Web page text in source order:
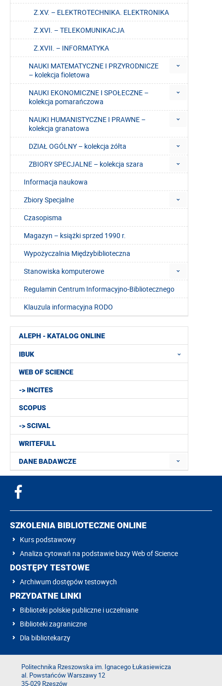
Z.XV. – ELEKTROTECHNIKA. ELEKTRONIKA
Z.XVI. – TELEKOMUNIKACJA
Z.XVII. – INFORMATYKA
NAUKI MATEMATYCZNE I PRZYRODNICZE
– kolekcja fioletowa
NAUKI EKONOMICZNE I SPOŁECZNE –
kolekcja pomarańczowa
NAUKI HUMANISTYCZNE I PRAWNE –
kolekcja granatowa
DZIAŁ OGÓLNY – kolekcja żółta
ZBIORY SPECJALNE – kolekcja szara
Informacja naukowa
Zbiory Specjalne
Czasopisma
Magazyn – książki sprzed 1990 r.
Wypożyczalnia Międzybiblioteczna
Stanowiska komputerowe
Regulamin Centrum Informacyjno-Bibliotecznego
Klauzula informacyjna RODO
ALEPH - KATALOG ONLINE
IBUK
WEB OF SCIENCE
-> INCITES
SCOPUS
-> SCIVAL
WRITEFULL
DANE BADAWCZE
SZKOLENIA BIBLIOTECZNE ONLINE
Kurs podstawowy
Analiza cytowań na podstawie bazy Web of Science
DOSTĘPY TESTOWE
Archiwum dostępów testowych
PRZYDATNE LINKI
Biblioteki polskie publiczne i uczelniane
Biblioteki zagraniczne
Dla bibliotekarzy
Politechnika Rzeszowska im. Ignacego Łukasiewicza
al. Powstańców Warszawy 12
35-029 Rzeszów